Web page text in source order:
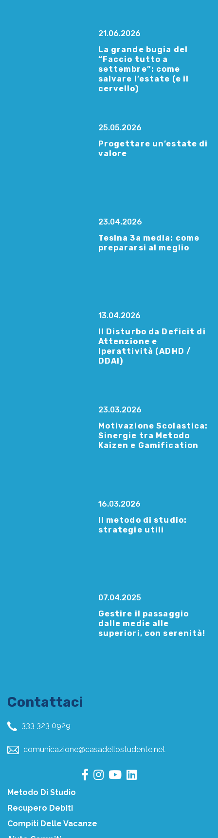
21.06.2026
La grande bugia del
“Faccio tutto a
settembre”: come
salvare l’estate (e il
cervello)
25.05.2026
Progettare un’estate di
valore
23.04.2026
Tesina 3a media: come
prepararsi al meglio
13.04.2026
Il Disturbo da Deficit di
Attenzione e
Iperattività (ADHD /
DDAI)
23.03.2026
Motivazione Scolastica:
Sinergie tra Metodo
Kaizen e Gamification
16.03.2026
Il metodo di studio:
strategie utili
07.04.2025
Gestire il passaggio
dalle medie alle
superiori, con serenità!
Contattaci
333 323 0929
comunicazione@casadellostudente.net
Metodo Di Studio
Recupero Debiti
Compiti Delle Vacanze